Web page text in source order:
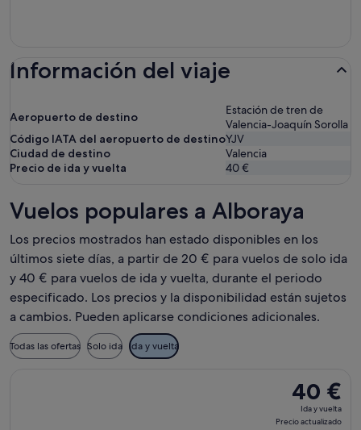
Información del viaje
Aeropuerto de destino
Estación de tren de
Valencia-Joaquín Sorolla
Código IATA del aeropuerto de destinoYJV
Ciudad de destino
Valencia
Precio de ida y vuelta
40 €
Vuelos populares a Alboraya
Los precios mostrados han estado disponibles en los
últimos siete días, a partir de 20 € para vuelos de solo ida
y 40 € para vuelos de ida y vuelta, durante el periodo
especificado. Los precios y la disponibilidad están sujetos
a cambios. Pueden aplicarse condiciones adicionales.
Todas las ofertas Solo ida Ida y vuelta
40 €
Ida
y
40 €
Ida y vuelta
Precio actualizado